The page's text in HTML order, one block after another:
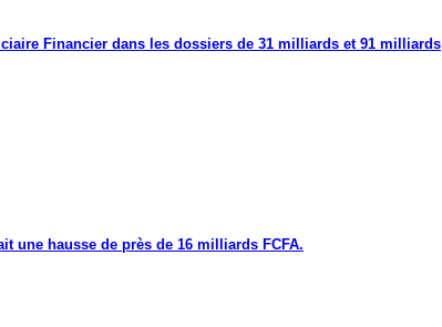
Financier dans les dossiers de 31 milliards et 91 milliards
une hausse de près de 16 milliards FCFA.